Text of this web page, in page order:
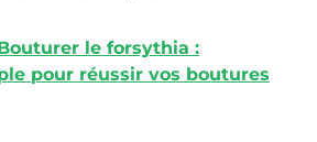
le forsythia :
pour réussir vos boutures